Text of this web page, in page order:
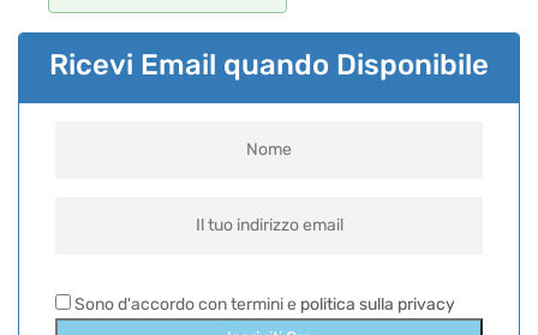
Ricevi Email quando Disponibile
Sono d'accordo con termini e politica sulla privacy